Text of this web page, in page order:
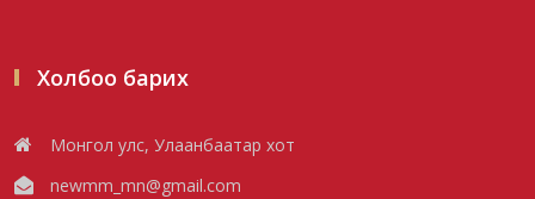
Стратегийн нөөцийн барааны хяналтыг
Холбоо барих
Монгол улс, Улаанбаатар хот
newmm_mn@gmail.com